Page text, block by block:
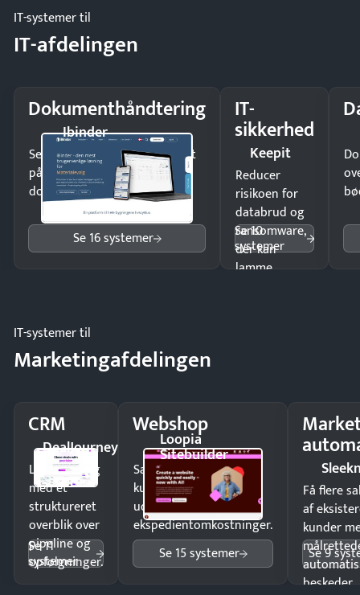
IT-systemer til
IT-afdelingen
Dokumenthåndtering
Ibinder
Send kontrakter til underskrift
på minutter og mist ingen
dokumenter.
Se 16 systemer
IT-
sikkerhed
Keepit
Reducer
risikoen for
databrud og
ransomware,
der kan
lamme
Se 10
systemer
IT-systemer til
Marketingafdelingen
CRM
DealJourney
Luk flere salg
med et
struktureret
overblik over
pipeline og
opfølgninger.
Se 11
systemer
Webshop
Loopia
Sitebuilder
Sælg produkter 24/7 til
kunder i hele landet
uden
ekspedientomkostninger.
Se 15 systemer
Få flere
af
kunder
beskeder.
Se 9